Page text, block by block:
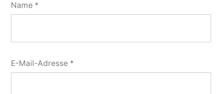
Name *
E-Mail-Adresse *